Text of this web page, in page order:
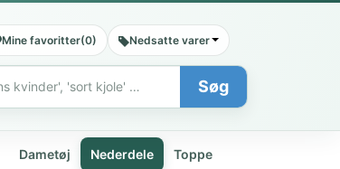
Mine favoritter(0) Nedsatte varer
Søg
Dametøj Nederdele Toppe